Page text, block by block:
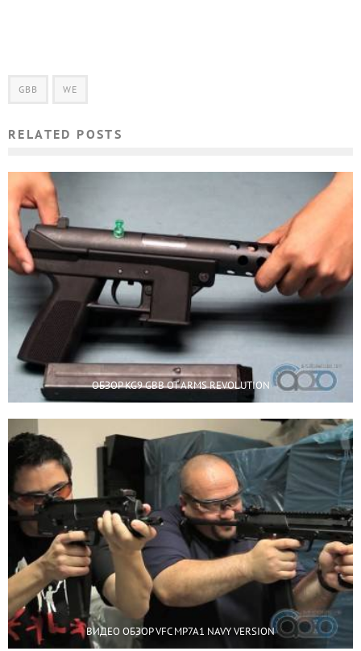
GBB WE
RELATED POSTS
ОБЗОР KG9 GBB ОТ ARMS REVOLUTION
ВИДЕО ОБЗОР VFC MP7A1 NAVY VERSION